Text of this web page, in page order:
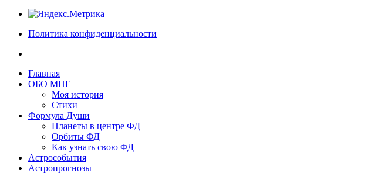
Политика конфиденциальности
Главная
ОБО МНЕ
Моя история
Стихи
Формула Души
Планеты в центре ФД
Орбиты ФД
Как узнать свою ФД
Астрособытия
Астропрогнозы